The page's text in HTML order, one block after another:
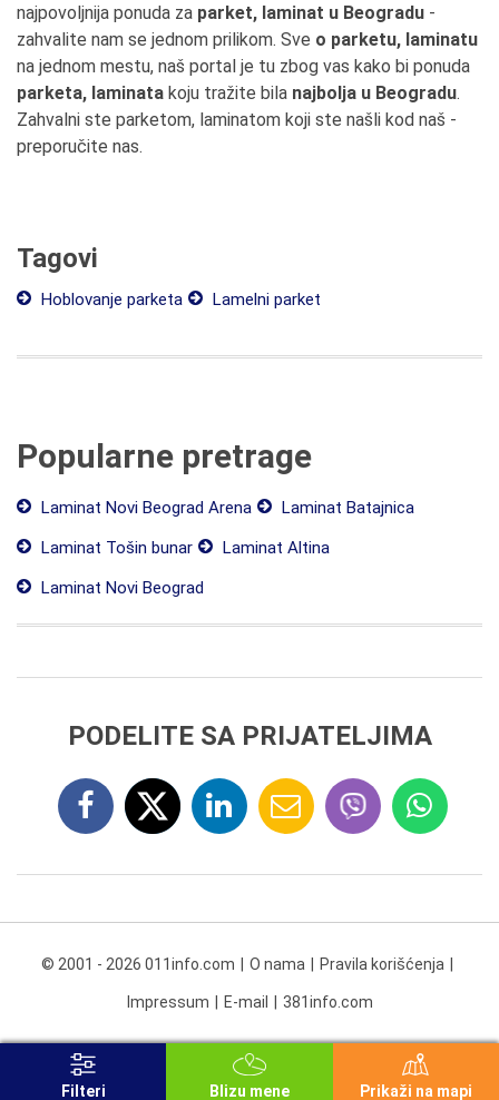
najpovoljnija ponuda za parket, laminat u Beogradu -
zahvalite nam se jednom prilikom. Sve o parketu, laminatu
na jednom mestu, naš portal je tu zbog vas kako bi ponuda
parketa, laminata koju tražite bila najbolja u Beogradu.
Zahvalni ste parketom, laminatom koji ste našli kod naš -
preporučite nas.
Tagovi
Hoblovanje parketa Lamelni parket
Popularne pretrage
Laminat Novi Beograd Arena
Laminat Batajnica
Laminat Tošin bunar
Laminat Altina
Laminat Novi Beograd
PODELITE SA PRIJATELJIMA
© 2001 - 2026 011info.com O nama Pravila korišćenja
Impressum E-mail 381info.com
Filteri Blizu mene Prikaži na mapi